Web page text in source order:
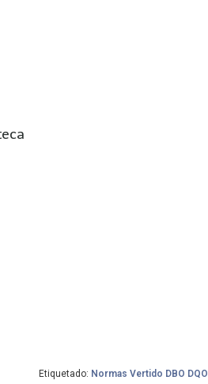
Etiquetado: Normas Vertido DBO DQO